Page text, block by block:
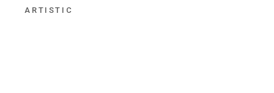
ARTISTIC